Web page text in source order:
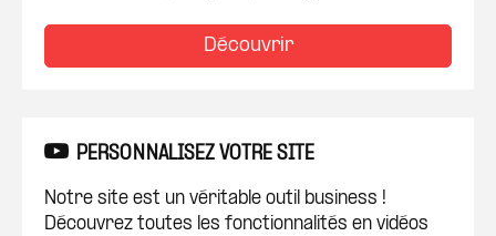
Découvrir
PERSONNALISEZ VOTRE SITE
Notre site est un véritable outil business !
Découvrez toutes les fonctionnalités en vidéos